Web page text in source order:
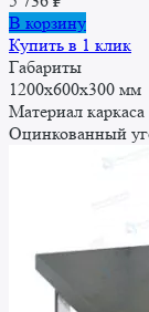
В корзину
Купить в 1 клик
Габариты
1200x600x300 мм
Материал каркаса
Оцинкованный